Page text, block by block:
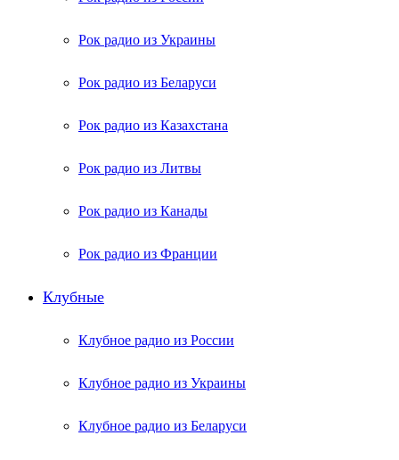
Рок радио из Украины
Рок радио из Беларуси
Рок радио из Казахстана
Рок радио из Литвы
Рок радио из Канады
Рок радио из Франции
Клубные
Клубное радио из России
Клубное радио из Украины
Клубное радио из Беларуси